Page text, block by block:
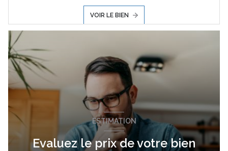
VOIR LE BIEN
ESTIMATION
Evaluez le prix de votre bien